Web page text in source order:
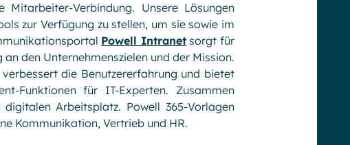
Verbindung. Unsere Lösungen
zur Verfügung zu stellen, um sie sowie im
Powell Intranetsorgt für
den Unternehmenszielen und der Mission.
die Benutzererfahrung und bietet
Funktionen für IT-Experten. Zusammen
Arbeitsplatz. Powell 365-Vorlagen
Kommunikation, Vertrieb und HR.